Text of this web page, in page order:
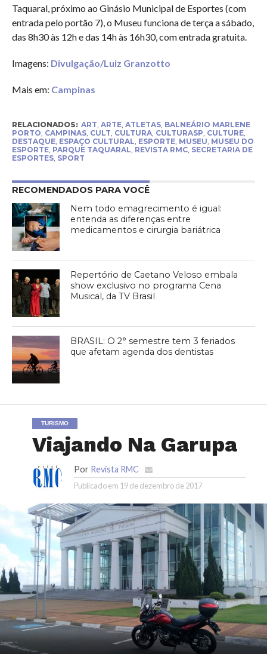
Taquaral, próximo ao Ginásio Municipal de Esportes (com
entrada pelo portão 7), o Museu funciona de terça a sábado,
das 8h30 às 12h e das 14h às 16h30, com entrada gratuita.
Imagens: Divulgação/Luiz Granzotto
Mais em: Campinas
RELACIONADOS: ART ARTE, ATLETAS, BALNEÁRIO MARLENE
PORTO CAMPINAS, CULT CULTURA, CULTURASP CULTURE,
DESTAQUE, ESPAÇO CULTURAL ESPORTE, MUSEU MUSEU DO
ESPORTE, PARQUE TAQUARAL REVISTA RMC, SECRETARIA DE
ESPORTES, SPORT
RECOMENDADOS PARA VOCÊ
Nem todo emagrecimento é igual:
entenda as diferenças entre
medicamentos e cirurgia bariátrica
Repertório de Caetano Veloso embala
show exclusivo no programa Cena
Musical, da TV Brasil
BRASIL: O 2° semestre tem 3 feriados
que afetam agenda dos dentistas
TURISMO
Viajando Na Garupa
Por Revista RMC
Publicado em 19 de dezembro de 2017